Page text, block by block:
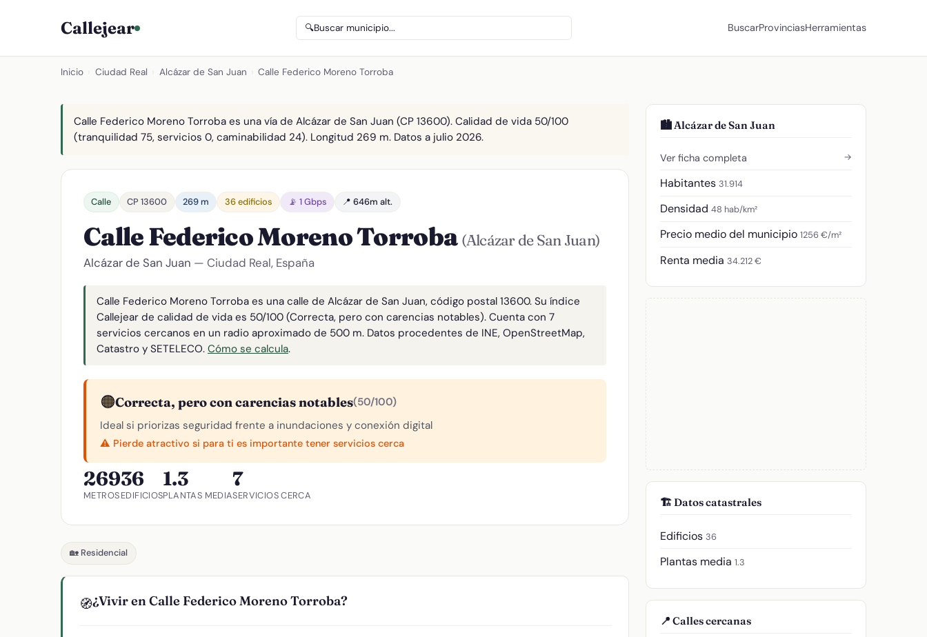
Callejear 🔍Buscar municipio... BuscarProvinciasHerramientas
Inicio Ciudad Real Alcázar de San Juan Calle Federico Moreno Torroba
Calle Federico Moreno Torroba es una vía de Alcázar de San Juan (CP 13600). Calidad de vida 50/100
(tranquilidad 75, servicios 0, caminabilidad 24). Longitud 269 m. Datos a julio 2026.
Calle CP 13600 269 m 36 edificios 📡 1 Gbps 📍 646m alt.
Calle Federico Moreno Torroba (Alcázar de San Juan)
Alcázar de San Juan — Ciudad Real, España
Calle Federico Moreno Torroba es una calle de Alcázar de San Juan, código postal 13600. Su índice
Callejear de calidad de vida es 50/100 (Correcta, pero con carencias notables). Cuenta con 7
servicios cercanos en un radio aproximado de 500 m. Datos procedentes de INE, OpenStreetMap,
Catastro y SETELECO. Cómo se calcula.
🟠Correcta, pero con carencias notables(50/100)
Ideal si priorizas seguridad frente a inundaciones y conexión digital
⚠️ Pierde atractivo si para ti es importante tener servicios cerca
269
METROS
36
EDIFICIOS
1.3
PLANTAS MEDIA
7
SERVICIOS CERCA
🏡 Residencial
🧭¿Vivir en Calle Federico Moreno Torroba?
🏙️ Alcázar de San Juan
Ver ficha completa →
Habitantes 31.914
Densidad 48 hab/km²
Precio medio del municipio 1256 €/m²
Renta media 34.212 €
🏗️ Datos catastrales
Edificios 36
Plantas media 1.3
📍 Calles cercanas